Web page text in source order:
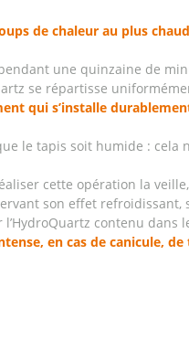
de chaleur au plus
une quinzaine de
se répartisse
qui s’installe
le tapis soit humide : cela
cette opération la
son effet refroidissant,
contenu dans
en cas de canicule,